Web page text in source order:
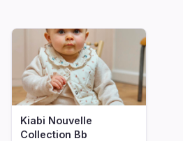
Kiabi Nouvelle
Collection Bb